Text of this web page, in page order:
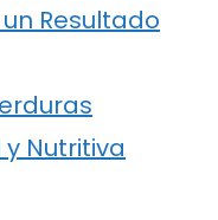
Resultado
Nutritiva